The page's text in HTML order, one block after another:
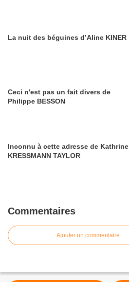
La nuit des béguines d’Aline KINER
Ceci n'est pas un fait divers de
Philippe BESSON
Inconnu à cette adresse de Kathrine
KRESSMANN TAYLOR
Commentaires
Ajouter un commentaire